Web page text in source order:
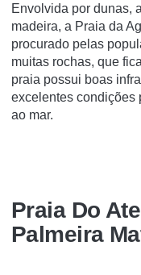
Envolvida por dunas,
madeira, a Praia da
procurado pelas
muitas rochas, que
praia possui boas
excelentes condições
ao mar.
Praia Do
Palmeira